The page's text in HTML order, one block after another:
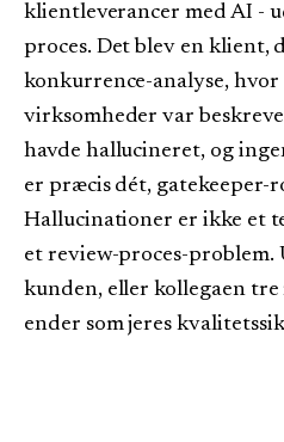
klientleverancer med AI -
proces. Det blev en klient,
konkurrence-analyse,
virksomheder var
havde hallucineret, og
er præcis dét, gatekeeper-
Hallucinationer er ikke et
et review-proces-
kunden, eller kollegaen tre
ender som jeres